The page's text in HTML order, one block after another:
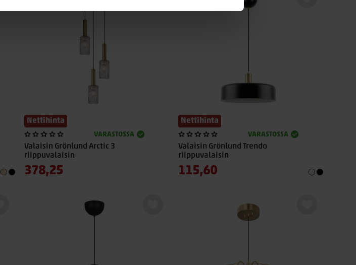
Nettihinta
VARASTOSSA
Valaisin Grönlund Arctic 3
riippuvalaisin
378,25
Nettihinta
VARASTOSSA
Valaisin Grönlund Trendo
riippuvalaisin
115,60